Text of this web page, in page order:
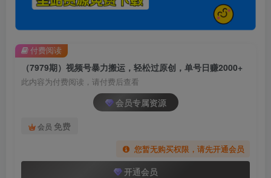
（7979期）视频号暴力搬运，轻松过原创，单号日赚2000+
此内容为付费阅读，请付费后查看
会员专属资源
会员 免费
您暂无购买权限，请先开通会员
开通会员
付费阅读